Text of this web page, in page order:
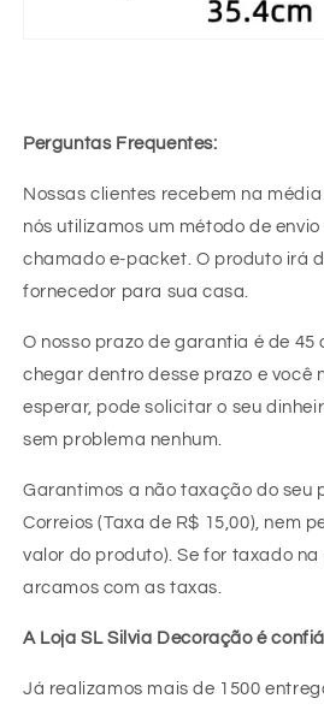
Perguntas Frequentes:
Nossas clientes recebem na
nós utilizamos um método de
chamado e-packet. O produto irá
fornecedor para sua casa.
O nosso prazo de garantia é de 45
chegar dentro desse prazo e você
esperar, pode solicitar o seu
sem problema nenhum.
Garantimos a não taxação do seu
Correios (Taxa de R$ 15,00), nem
valor do produto). Se for taxado
arcamos com as taxas.
A Loja SL Silvia Decoração é
Já realizamos mais de 1500